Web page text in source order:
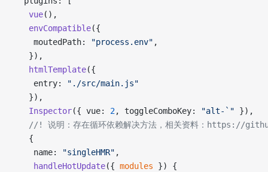
   vue
(),
   envCompatible
({
    moutedPath:
"process.env" ,
   }),
   htmlTemplate
({
    entry:
"./src/main.js"
   }),
   Inspector
({ vue: 2, toggleComboKey: "alt-`" }),
//! 说明：存在循环依赖解决方法，相关资料：https://
   {
    name:
"singleHMR" ,
    handleHotUpdate
({ modules }) {